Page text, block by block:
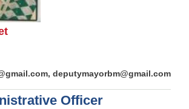
deputymayorbm@gmail.com
Officer